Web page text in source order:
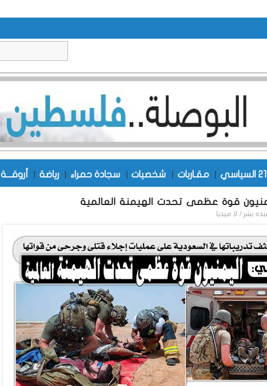
| مقـاربات | شخصيات | سجادة حمراء | رياضة | أروقـــة
قوة عظمى تحدت الهيمنة العالمية
بشر / لا ميديا